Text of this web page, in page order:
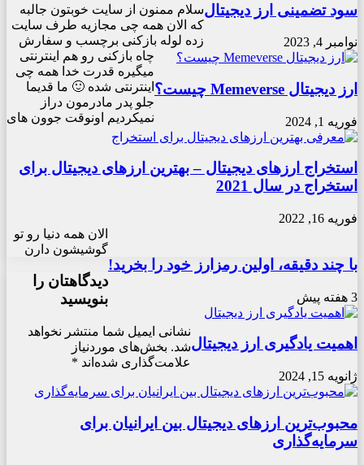
سود تضمینی ارز دیجیتال
نوامبر 4, 2023
ارز دیجیتال Memeverse چیست؟
فوریه 1, 2024
استخراج ارزهای دیجیتال – بهترین ارزهای دیجیتال برای
استخراج در سال 2021
فوریه 16, 2022
با چند دقیقه، اولین رمزارز خود را بخرید!
3 هفته پیش
اهمیت یادگیری ارز دیجیتال
ژانویه 15, 2024
محبوب‌ترین ارزهای دیجیتال بین ایرانیان برای
سرمایه‌گذاری
سلام ممنون از سایت خوبتون جالبه
که الان همه چی مجازیه طرف سایت
زده لوله بازکنی برچسب و سفارش
چاه بازکنی رو هم اینترنتی
میگیره قدرت خدا همه چی
اینترنتی شده 🙂 ما قدیما
جلو پدر مادرمون دراز
نمیکردیم اونوقت جوون های
الان همه دنیا رو تو
گوشیشون دارن
دیدگاهتان را
بنویسید
نشانی ایمیل شما منتشر نخواهد
شد. بخش‌های موردنیاز
علامت‌گذاری شده‌اند *